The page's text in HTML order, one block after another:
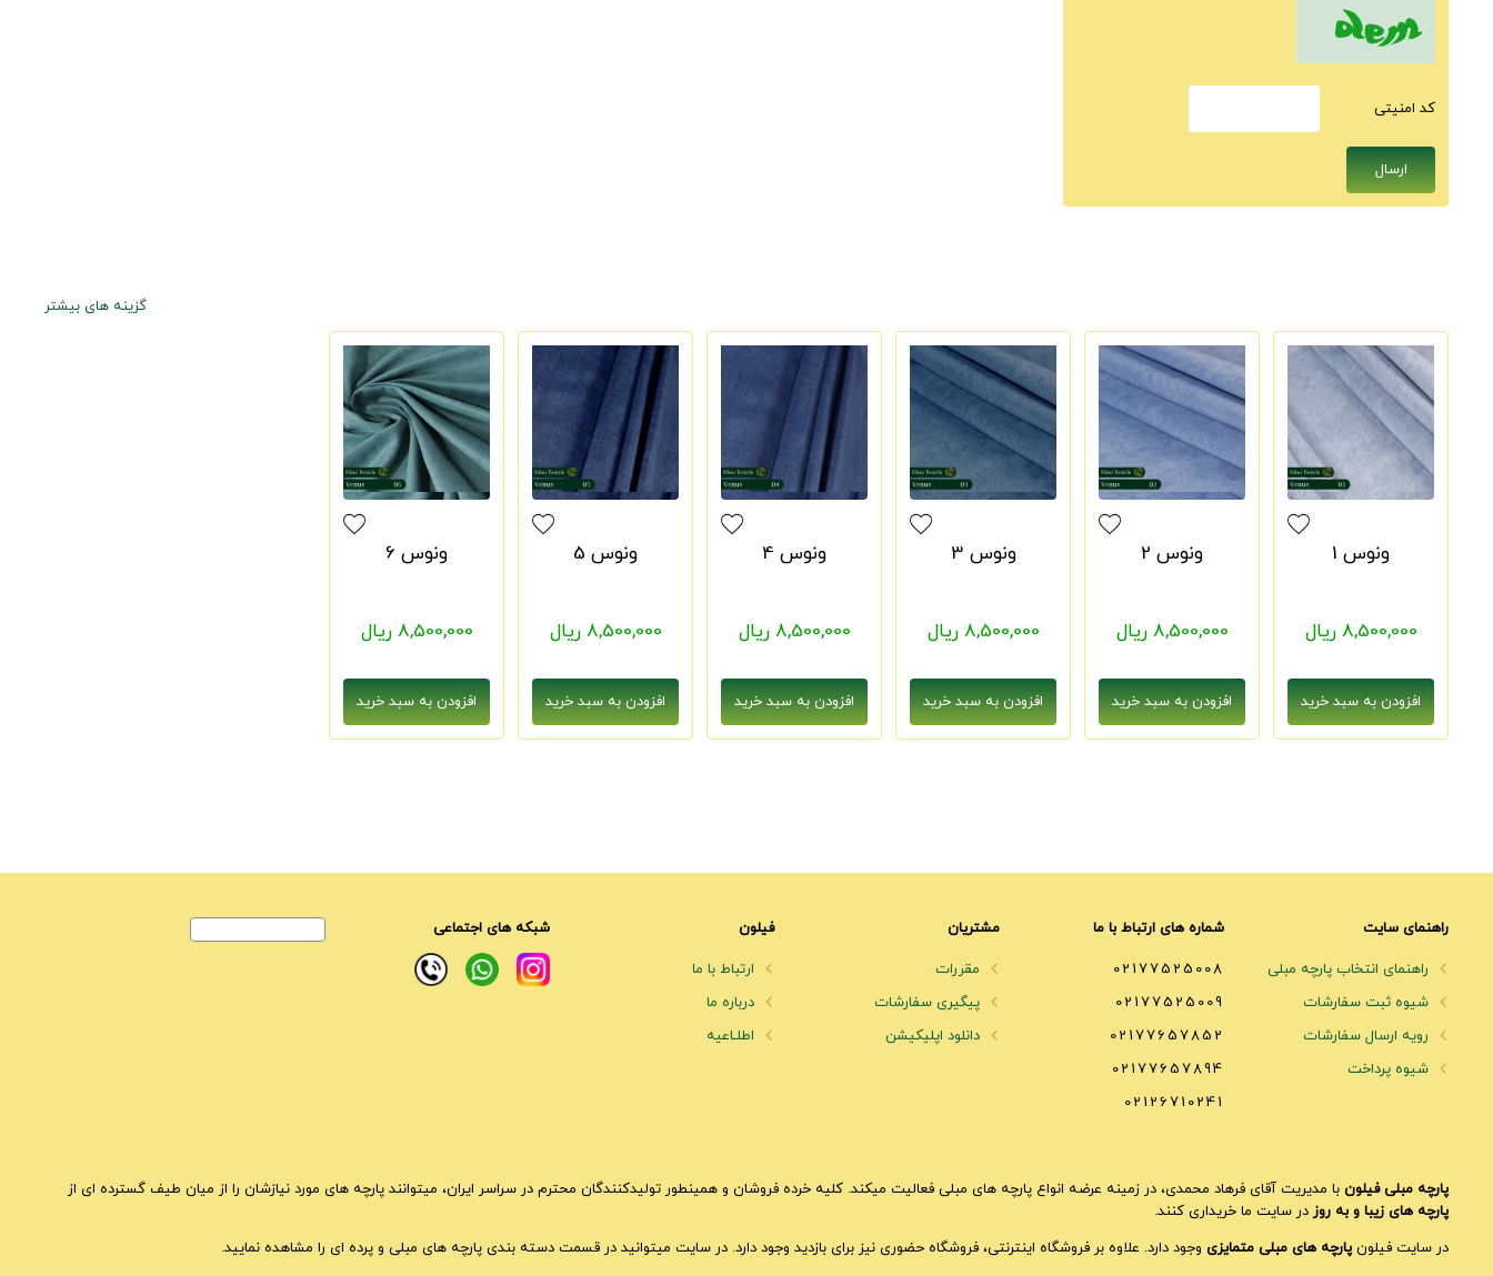
كد امنيتى
گزینه های بیشتر
ونوس 1
8,500,000 ریال
ونوس 2
8,500,000 ریال
ونوس 3
8,500,000 ریال
ونوس 4
8,500,000 ریال
ونوس 5
8,500,000 ریال
ونوس 6
8,500,000 ریال
راهنمای سایت
راهنمای انتخاب پارچه مبلی
شیوه ثبت سفارشات
رویه ارسال سفارشات
شیوه پرداخت
شماره های ارتباط با ما
02177525008
02177525009
02177657852
02177657894
02126710241
مشتریان
مقررات
پیگیری سفارشات
دانلود اپلیکیشن
فیلون
ارتباط با ما
درباره ما
اطلـاعیه
شبکه های اجتماعی
پارچه مبلی فیلون با مدیریت آقای فرهاد محمدی، در زمینه عرضه انواع پارچه های مبلی فعالیت میکند. کلیه خرده فروشان و همینطور تولیدکنندگان محترم در سراسر ایران، میتوانند پارچه های مورد نیازشان را از میان طیف گسترده ای از
پارچه های زیبا و به روز در سایت ما خریداری کنند.
در سایت فیلونپارچه های مبلی متمایزی وجود دارد. علاوه بر فروشگاه اینترنتی، فروشگاه حضوری نیز برای بازدید وجود دارد. در سایت میتوانید در قسمت دسته بندی پارچه های مبلی و پرده ای را مشاهده نمایید.